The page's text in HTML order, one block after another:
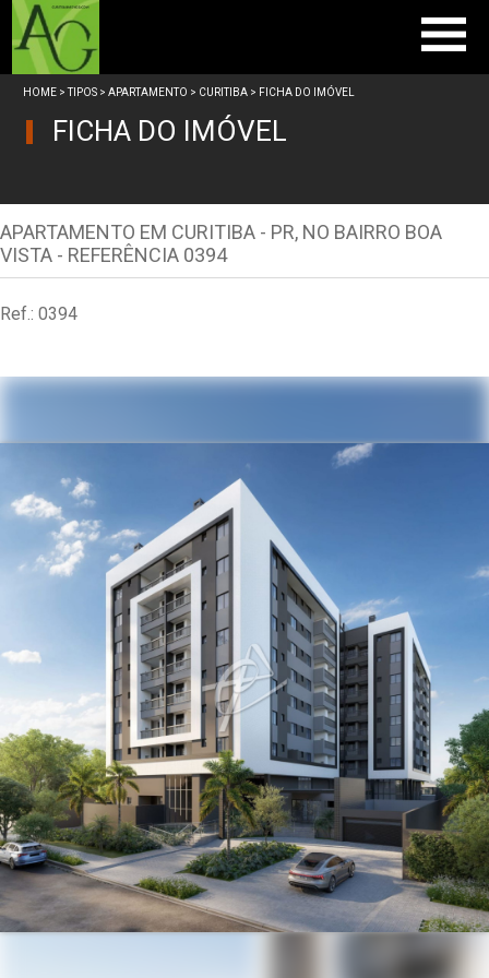
Anuncie seu imóvel
HOME >TIPOS >APARTAMENTO > CURITIBA > FICHA DO IMÓVEL
FICHA DO IMÓVEL
APARTAMENTO EM CURITIBA - PR, NO BAIRRO BOA
VISTA - REFERÊNCIA 0394
Ref.: 0394